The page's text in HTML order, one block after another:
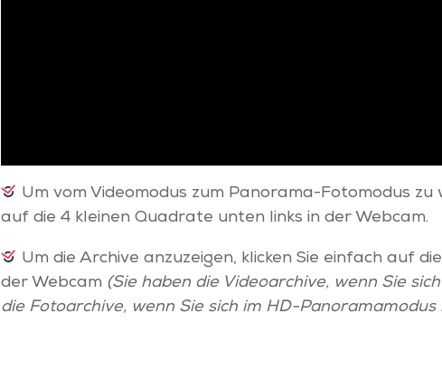
Um vom Videomodus zum Panorama-Fotomodus zu
auf die 4 kleinen Quadrate unten links in der Webcam.
Um die Archive anzuzeigen, klicken Sie einfach auf
der Webcam (Sie haben die Videoarchive, wenn Sie
die Fotoarchive, wenn Sie sich im HD-Panoramamodus